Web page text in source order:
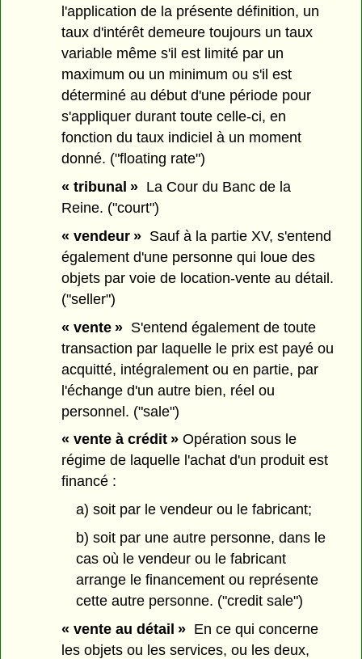
l'application de la présente définition, un
taux d'intérêt demeure toujours un taux
variable même s'il est limité par un
maximum ou un minimum ou s'il est
déterminé au début d'une période pour
s'appliquer durant toute celle-ci, en
fonction du taux indiciel à un moment
donné. ("floating rate")
« tribunal » La Cour du Banc de la
Reine. ("court")
« vendeur » Sauf à la partie XV, s'entend
également d'une personne qui loue des
objets par voie de location-vente au détail.
("seller")
« vente » S'entend également de toute
transaction par laquelle le prix est payé ou
acquitté, intégralement ou en partie, par
l'échange d'un autre bien, réel ou
personnel. ("sale")
« vente à crédit » Opération sous le
régime de laquelle l'achat d'un produit est
financé :
a) soit par le vendeur ou le fabricant;
b) soit par une autre personne, dans le
cas où le vendeur ou le fabricant
arrange le financement ou représente
cette autre personne. ("credit sale")
« vente au détail » En ce qui concerne
les objets ou les services, ou les deux,